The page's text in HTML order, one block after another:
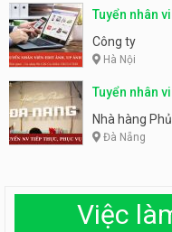
Tuyển nhân
Công ty
Hà Nội
Tuyển nhân
Nhà hàng
Đà Nẵng
Việc